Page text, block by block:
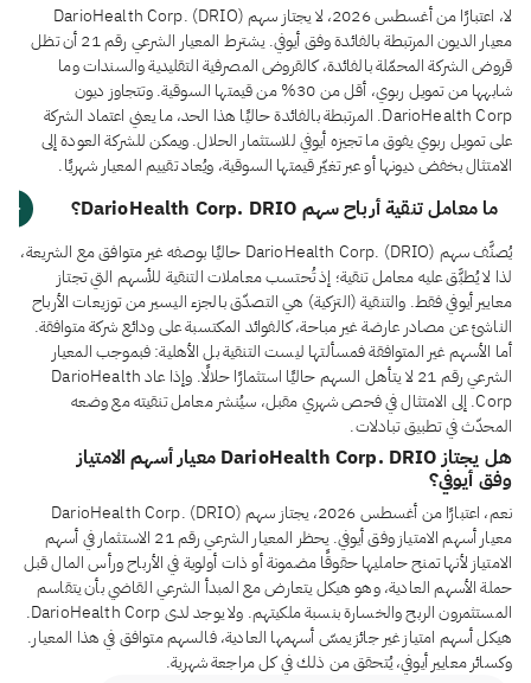
لا، اعتبارًا من أغسطس 2026، لا يجتاز سهم DarioHealth Corp. (DRIO)
معيار الديون المرتبطة بالفائدة وفق أيوفي. يشترط المعيار الشرعي رقم 21 أن تظل
قروض الشركة المحمّلة بالفائدة، كالقروض المصرفية التقليدية والسندات وما
شابهها من تمويل ربوي، أقل من 30% من قيمتها السوقية. وتتجاوز ديون
DarioHealth Corp. المرتبطة بالفائدة حاليًا هذا الحد، ما يعني اعتماد الشركة
على تمويل ربوي يفوق ما تجيزه أيوفي للاستثمار الحلال. ويمكن للشركة العودة إلى
الامتثال بخفض ديونها أو عبر تغيّر قيمتها السوقية، ويُعاد تقييم المعيار شهريًا.
ما معامل تنقية أرباح سهم DarioHealth Corp. DRIO؟
يُصنَّف سهم DarioHealth Corp. (DRIO) حاليًا بوصفه غير متوافق مع الشريعة،
لذا لا يُطبَّق عليه معامل تنقية؛ إذ تُحتسب معاملات التنقية للأسهم التي تجتاز
معايير أيوفي فقط. والتنقية (التزكية) هي التصدّق بالجزء اليسير من توزيعات الأرباح
الناشئ عن مصادر عارضة غير مباحة، كالفوائد المكتسبة على ودائع شركة متوافقة.
أما الأسهم غير المتوافقة فمسألتها ليست التنقية بل الأهلية: فبموجب المعيار
الشرعي رقم 21 لا يتأهل السهم حاليًا استثمارًا حلالًا. وإذا عاد DarioHealth
Corp. إلى الامتثال في فحص شهري مقبل، سيُنشر معامل تنقيته مع وضعه
المحدّث في تطبيق تبادلات.
هل يجتاز DarioHealth Corp. DRIO معيار أسهم الامتياز
وفق أيوفي؟
نعم، اعتبارًا من أغسطس 2026، يجتاز سهم DarioHealth Corp. (DRIO)
معيار أسهم الامتياز وفق أيوفي. يحظر المعيار الشرعي رقم 21 الاستثمار في أسهم
الامتياز لأنها تمنح حامليها حقوقًا مضمونة أو ذات أولوية في الأرباح ورأس المال قبل
حملة الأسهم العادية، وهو هيكل يتعارض مع المبدأ الشرعي القاضي بأن يتقاسم
المستثمرون الربح والخسارة بنسبة ملكيتهم. ولا يوجد لدى DarioHealth Corp.
هيكل أسهم امتياز غير جائز يمسّ أسهمها العادية، فالسهم متوافق في هذا المعيار.
وكسائر معايير أيوفي، يُتحقق من ذلك في كل مراجعة شهرية.